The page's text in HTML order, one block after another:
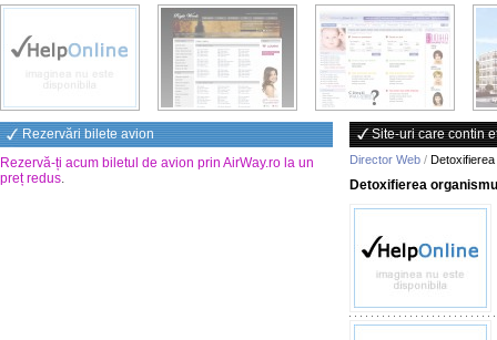
Rezervări bilete avion
Rezervă-ți acum biletul de avion prin AirWay.ro la un
preț redus.
Site-uri care contin
Director Web /
Detoxifierea